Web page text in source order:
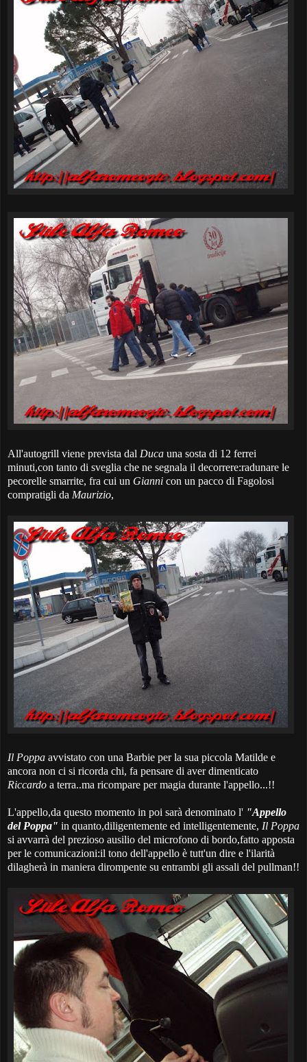
All'autogrill viene prevista dal Duca una sosta di 12 ferrei
minuti,con tanto di sveglia che ne segnala il decorrere:radunare le
pecorelle smarrite, fra cui un Gianni con un pacco di Fagolosi
compratigli da Maurizio,
Il Poppa avvistato con una Barbie per la sua piccola Matilde e
ancora non ci si ricorda chi, fa pensare di aver dimenticato
Riccardo a terra..ma ricompare per magia durante l'appello...!!
L'appello,da questo momento in poi sarà denominato l' "Appello
del Poppa" in quanto,diligentemente ed intelligentemente, Il Poppa
si avvarrà del prezioso ausilio del microfono di bordo,fatto apposta
per le comunicazioni:il tono dell'appello è tutt'un dire e l'ilarità
dilagherà in maniera dirompente su entrambi gli assali del pullman!!